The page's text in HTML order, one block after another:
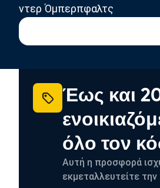
ντερ Όμπερπφαλτς
Έως και
όλο τον
Αυτή η προσφορά
εκμεταλλευτείτε